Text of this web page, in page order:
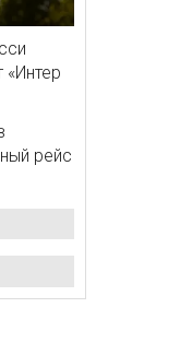
«Интер
рейс